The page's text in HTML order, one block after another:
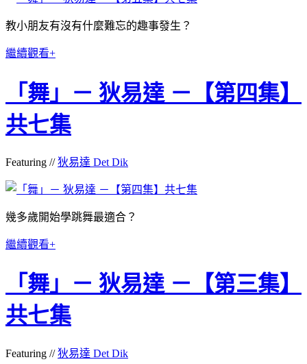
教小朋友有沒有什麼難忘的趣事發生？
繼續觀看+
「舞」－ 狄易達 －【第四集】
共七集
Featuring //狄易達 Det Dik
幾多歲開始學跳舞最適合？
繼續觀看+
「舞」－ 狄易達 －【第三集】
共七集
Featuring //狄易達 Det Dik